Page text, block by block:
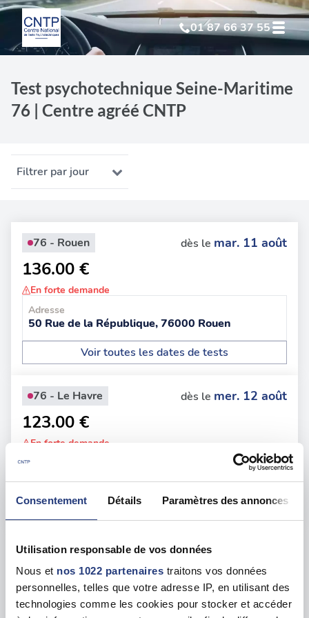
Consentement Détails Paramètres des annonces
Utilisation responsable de vos données
Nous et nos 1022 partenaires traitons vos données
personnelles, telles que votre adresse IP, en utilisant des
technologies comme les cookies pour stocker et accéder
01 87 66 37 55
Test Psychotechniquesuite à annulation
Test Psychotechnique
Test Psychotechnique
Test psychotechnique Seine-Maritime
76 | Centre agréé CNTP
Filtrer par jour
76 - Rouen dès le mar. 11 août
136.00 €
En forte demande
Adresse
50 Rue de la République, 76000 Rouen
Voir toutes les dates de tests
76 - Le Havre dès le mer. 12 août
123.00 €
En forte demande
Adresse
Voir toutes les dates de tests
76 - Cleon dès le jeu. 03 septembre
110.00 €
En forte demande